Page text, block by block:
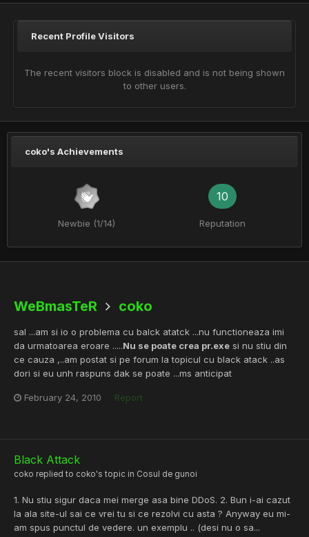
Recent Profile Visitors
The recent visitors block is disabled and is not being shown
to other users.
coko's Achievements
Newbie (1/14)
10
Reputation
WeBmasTeR coko
sal ...am si io o problema cu balck atatck ...nu functioneaza imi
da urmatoarea eroare .....Nu se poate crea pr.exe si nu stiu din
ce cauza ,..am postat si pe forum la topicul cu black atack ..as
dori si eu unh raspuns dak se poate ...ms anticipat
February 24, 2010 Report
Black Attack
coko replied to coko's topic in Cosul de gunoi
1. Nu stiu sigur daca mei merge asa bine DDoS. 2. Bun i-ai cazut
la ala site-ul sai ce vrei tu si ce rezolvi cu asta ? Anyway eu mi-
am spus punctul de vedere. un exemplu .. (desi nu o sa...